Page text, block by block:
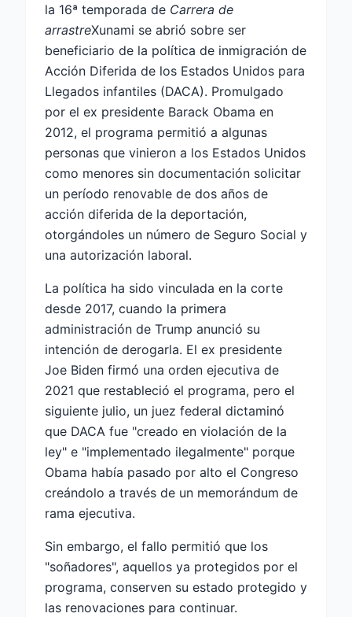
la 16ª temporada de Carrera de
arrastreXunami se abrió sobre ser
beneficiario de la política de inmigración de
Acción Diferida de los Estados Unidos para
Llegados infantiles (DACA). Promulgado
por el ex presidente Barack Obama en
2012, el programa permitió a algunas
personas que vinieron a los Estados Unidos
como menores sin documentación solicitar
un período renovable de dos años de
acción diferida de la deportación,
otorgándoles un número de Seguro Social y
una autorización laboral.
La política ha sido vinculada en la corte
desde 2017, cuando la primera
administración de Trump anunció su
intención de derogarla. El ex presidente
Joe Biden firmó una orden ejecutiva de
2021 que restableció el programa, pero el
siguiente julio, un juez federal dictaminó
que DACA fue "creado en violación de la
ley" e "implementado ilegalmente" porque
Obama había pasado por alto el Congreso
creándolo a través de un memorándum de
rama ejecutiva.
Sin embargo, el fallo permitió que los
"soñadores", aquellos ya protegidos por el
programa, conserven su estado protegido y
las renovaciones para continuar.